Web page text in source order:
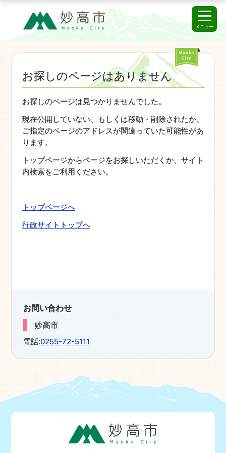
メニュー
お探しのページはありません
お探しのページは見つかりませんでした。
現在公開していない、もしくは移動・削除されたか、
ご指定のページのアドレスが間違っていた可能性があ
ります。
トップページからページをお探しいただくか、サイト
内検索をご利用ください。
トップページへ
行政サイトトップへ
お問い合わせ
妙高市
電話:0255-72-5111